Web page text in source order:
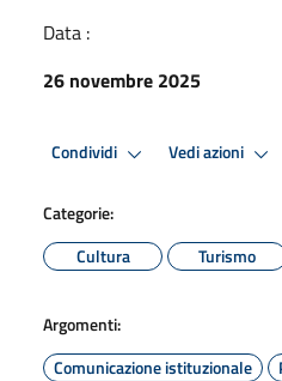
Data :
26 novembre 2025
Condividi Vedi azioni
Categorie:
Cultura
Turismo
Argomenti:
Comunicazione istituzionale